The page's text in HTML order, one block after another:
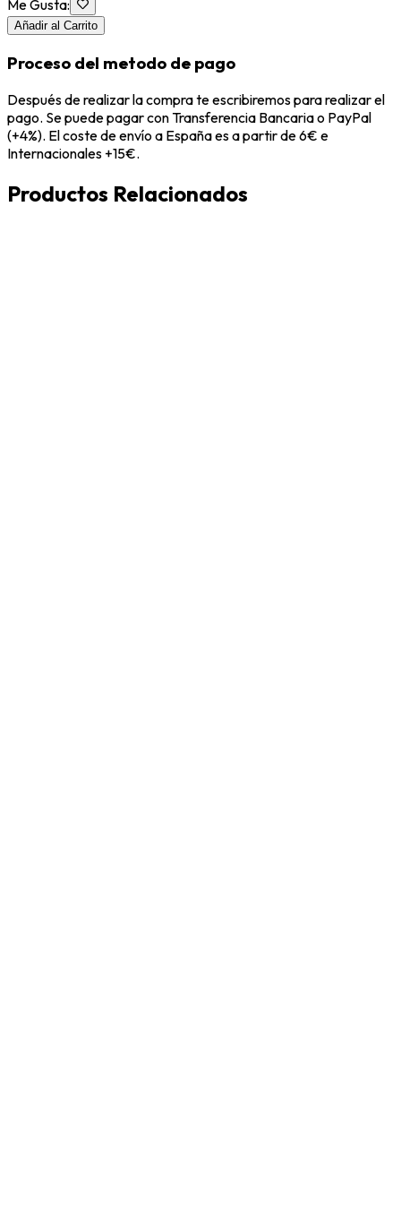
Me Gusta:
Añadir al Carrito
Proceso del metodo de pago
Después de realizar la compra te escribiremos para realizar el
pago. Se puede pagar con Transferencia Bancaria o PayPal
(+4%). El coste de envío a España es a partir de 6€ e
Internacionales +15€.
Productos Relacionados